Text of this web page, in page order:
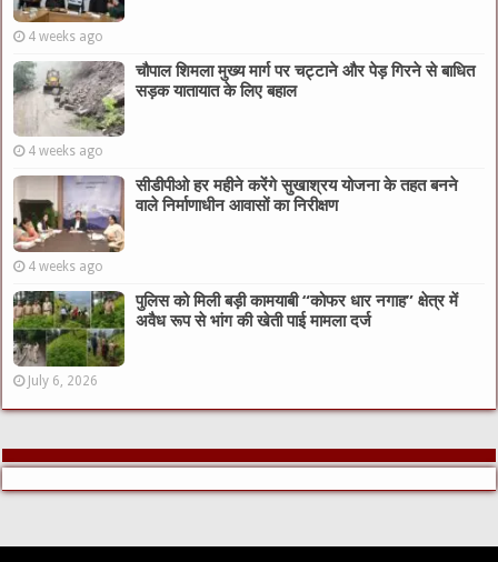
4 weeks ago
चौपाल शिमला मुख्य मार्ग पर चट्टाने और पेड़ गिरने से बाधित
सड़क यातायात के लिए बहाल
4 weeks ago
सीडीपीओ हर महीने करेंगे सुखाश्रय योजना के तहत बनने
वाले निर्माणाधीन आवासों का निरीक्षण
4 weeks ago
पुलिस को मिली बड़ी कामयाबी “कोफर धार नगाह” क्षेत्र में
अवैध रूप से भांग की खेती पाई मामला दर्ज
July 6, 2026